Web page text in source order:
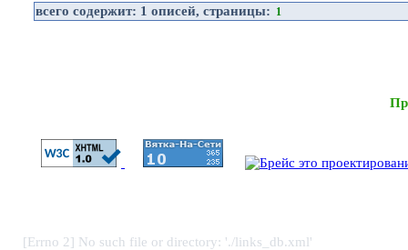
всего содержит: 1 описей, страницы: 1
[Errno 2] No such file or directory: './links_db.xml'